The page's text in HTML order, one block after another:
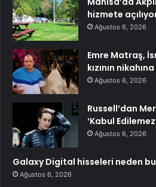
hizmete
Ağustos 6, 2026
Emre Matraş,
kızının
Ağustos 6, 2026
Russell’dan
‘Kabul
Ağustos 6, 2026
Galaxy Digital hisseleri neden
Ağustos 6, 2026